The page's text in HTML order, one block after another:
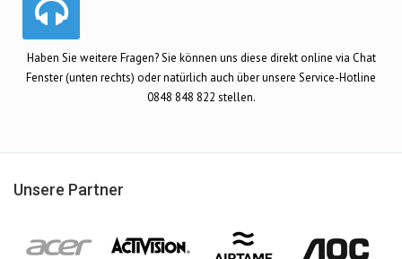
Haben Sie weitere Fragen? Sie können uns diese direkt online via Chat
Fenster (unten rechts) oder natürlich auch über unsere Service-Hotline
0848 848 822 stellen.
Unsere Partner